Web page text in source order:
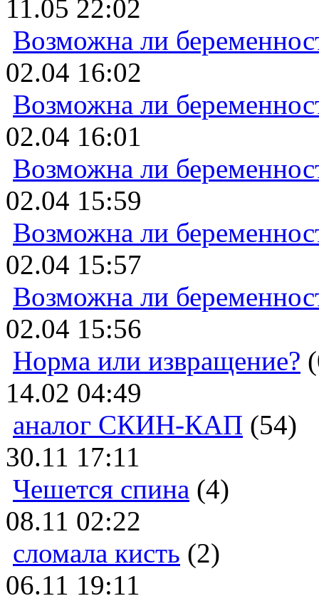
11.05 22:02
Возможна ли
02.04 16:02
Возможна ли
02.04 16:01
Возможна ли
02.04 15:59
Возможна ли
02.04 15:57
Возможна ли
02.04 15:56
Норма или извращение?
14.02 04:49
аналог СКИН-КАП (54)
30.11 17:11
Чешется спина (4)
08.11 02:22
сломала кисть (2)
06.11 19:11